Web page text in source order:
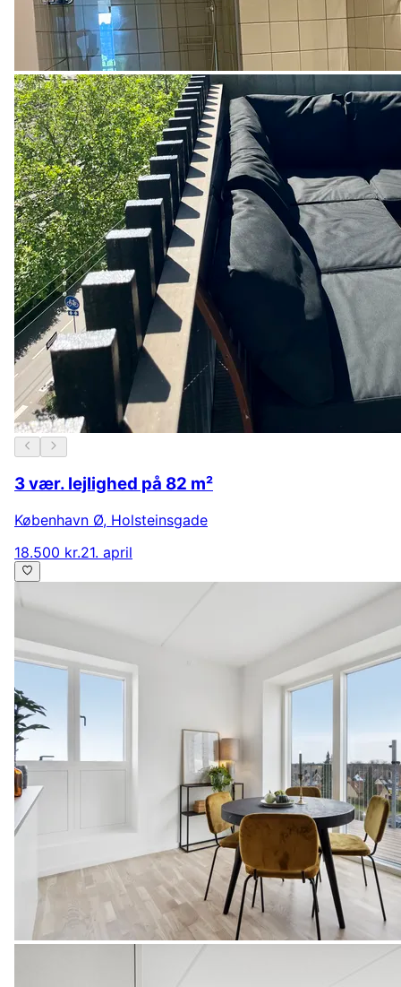
3 vær. lejlighed på 82 m²
København Ø, Holsteinsgade
18.500 kr.21. april